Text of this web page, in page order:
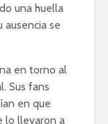
una huella
ausencia se
en torno al
Sus fans
en que
lo llevaron a